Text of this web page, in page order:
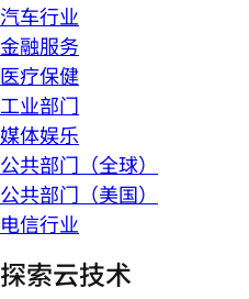
汽车行业
金融服务
医疗保健
工业部门
媒体娱乐
公共部门（全球）
公共部门（美国）
电信行业
探索云技术